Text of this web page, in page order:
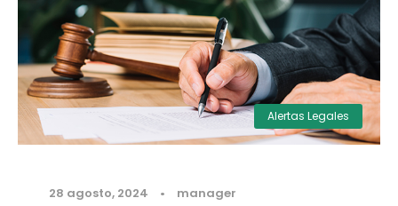
Alertas Legales
28 agosto, 2024 • manager